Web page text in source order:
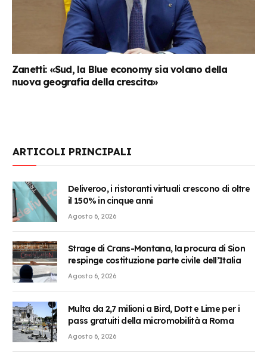
Zanetti: «Sud, la Blue economy sia volano della
nuova geografia della crescita»
ARTICOLI PRINCIPALI
Deliveroo, i ristoranti virtuali crescono di oltre
il 150% in cinque anni
Agosto 6, 2026
Strage di Crans-Montana, la procura di Sion
respinge costituzione parte civile dell’Italia
Agosto 6, 2026
Multa da 2,7 milioni a Bird, Dott e Lime per i
pass gratuiti della micromobilità a Roma
Agosto 6, 2026